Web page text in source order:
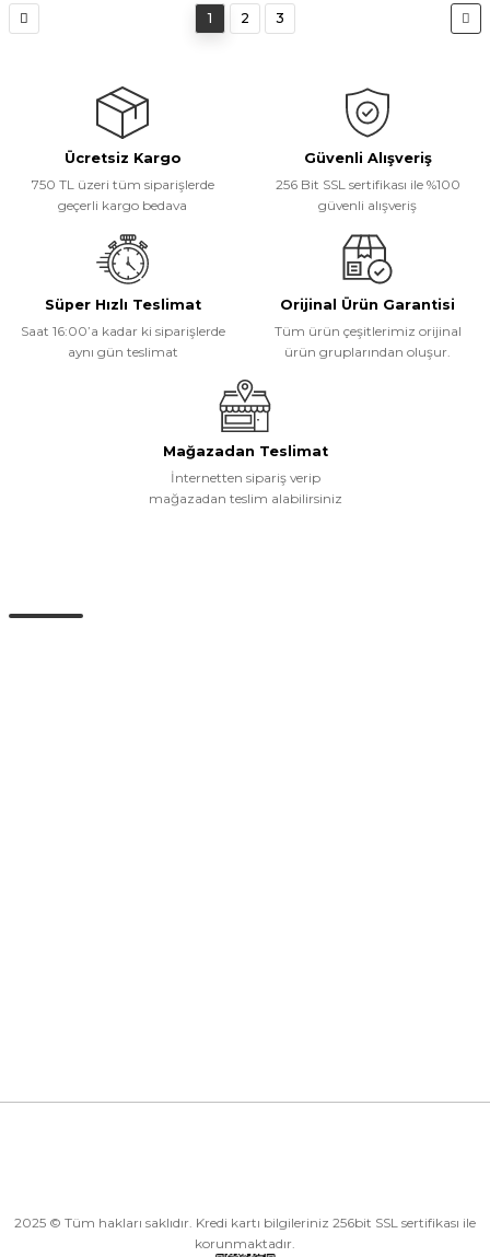
1 2 3
Ücretsiz Kargo
750 TL üzeri tüm siparişlerde
geçerli kargo bedava
Güvenli Alışveriş
256 Bit SSL sertifikası ile %100
güvenli alışveriş
Süper Hızlı Teslimat
Saat 16:00’a kadar ki siparişlerde
aynı gün teslimat
Orijinal Ürün Garantisi
Tüm ürün çeşitlerimiz orijinal
ürün gruplarından oluşur.
Mağazadan Teslimat
İnternetten sipariş verip
mağazadan teslim alabilirsiniz
2025 © Tüm hakları saklıdır. Kredi kartı bilgileriniz 256bit SSL sertifikası ile
korunmaktadır.